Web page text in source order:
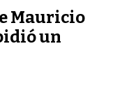
Mauricio
un